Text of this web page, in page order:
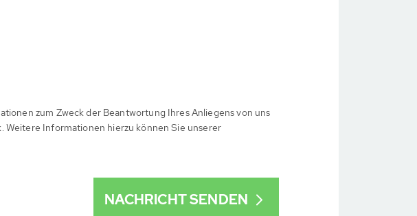
zum Zweck der Beantwortung Ihres Anliegens von uns
Weitere Informationen hierzu können Sie unserer